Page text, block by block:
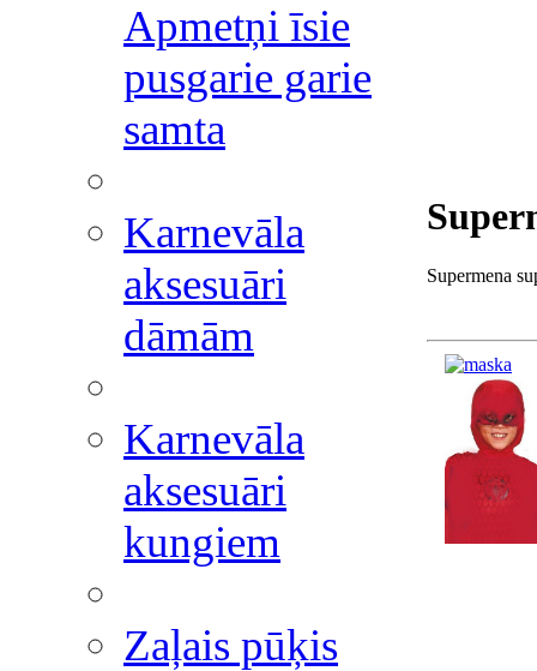
Apmetņi īsie
pusgarie garie
samta
Karnevāla
aksesuāri
dāmām
Karnevāla
aksesuāri
kungiem
Zaļais pūķis
Supermena